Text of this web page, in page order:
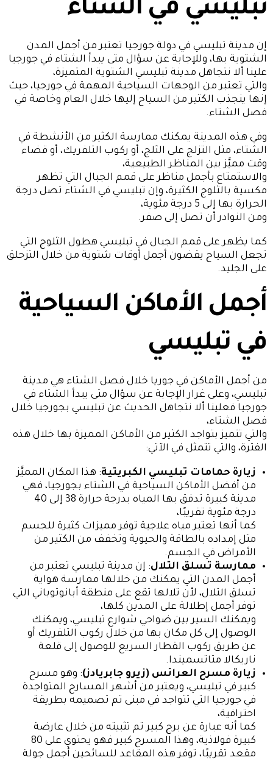
تبليسي في الشتاء
إن مدينة تبليسي في دولة جورجيا تعتبر من أجمل المدن
الشتوية بها، وللإجابة عن سؤال متى يبدأ الشتاء في جورجيا
علينا ألا نتجاهل مدينة تبليسي الشتوية المتميزة،
والتي تعتبر من الوجهات السياحية المهمة في جورجيا، حيث
إنها ينجذب الكثير من السياح إليها خلال العام وخاصة في
فصل الشتاء.
وفي هذه المدينة يمكنك ممارسة الكثير من الأنشطة في
الشتاء، مثل التزلج على الثلج، أو ركوب التلفريك، أو قضاء
وقت مميَّز بين المناظر الطبيعية،
والاستمتاع بأجمل مناظر على قمم الجبال التي تظهر
مكسية بالثلوج الكثيرة، وإن تبليسي في الشتاء تصل درجة
الحرارة بها إلى 5 درجة مئوية،
ومن النوادر أن تصل إلى صفر.
كما يظهر على قمم الجبال في تبليسي هطول الثلوج التي
تجعل السياح يقضون أجمل أوقات شتوية من خلال التزحلق
على الجليد.
أجمل الأماكن السياحية
في تبليسي
من أجمل الأماكن في جوريا خلال فصل الشتاء هي مدينة
تبليسي، وعلى غرار الإجابة عن سؤال متى يبدأ الشتاء في
جورجيا فعلينا ألا نتجاهل الحديث عن تبليسي بجورجيا خلال
فصل الشتاء،
والتي تتميز بتواجد الكثير من الأماكن المميزة بها خلال هذه
الفترة، والتي تتمثل في الآتي:
زيارة حمامات تبليسي الكبريتية: هذا المكان المميَّز
من أفضل الأماكن السياحية في الشتاء بجورجيا، فهي
مدينة كبيرة تدفق بها المياه بدرجة حرارة 38 إلى 40
درجة مئوية تقريبًا،
كما أنها تعتبر مياه علاجية توفر مميزات كثيرة للجسم
مثل إمداده بالطاقة والحيوية وتخفف من الكثير من
الأمراض في الجسم.
ممارسة تسلق التلال: إن مدينة تبليسي تعتبر من
أجمل المدن التي يمكنك من خلالها ممارسة هواية
تسلق التلال، لأن تلالها تقع على منطقة أبانوتوباني التي
توفر أجمل إطلالة على المدين كلها،
ويمكنك السير بين ضواحي شوارع تبليسي، ويمكنك
الوصول إلى كل مكان بها من خلال ركوب التلفريك أو
عن طريق ركوب القطار السريع للوصول إلى قلعة
ناريكالا متاتسميندا.
زيارة مسرح العرائس (زيرو جابريادز): وهو مسرح
كبير في تبليسي، ويعتبر من أشهر المسارح المتواجدة
في جورجيا التي تتواجد في مبنى تم تصميمه بطريقة
احترافية،
كما أنه عبارة عن برج كبير تم تثبيته من خلال عارضة
كبيرة فولاذية، وهذا المسرح كبير فهو يحتوي على 80
مقعد تقريبًا، توفر هذه المقاعد للسائحين أجمل جولة